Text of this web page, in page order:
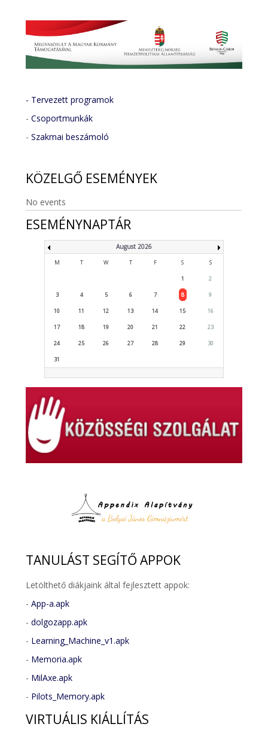
- Tervezett programok
-Csoportmunkák
-Szakmai beszámoló
KÖZELGŐ ESEMÉNYEK
No events
ESEMÉNYNAPTÁR
August 2026
M T W T F S S
1 2
3 4 5 6 7 8 9
10 11 12 13 14 15 16
17 18 19 20 21 22 23
24 25 26 27 28 29 30
31
TANULÁST SEGÍTŐ APPOK
Letölthető diákjaink által fejlesztett appok:
-App-a.apk
-dolgozapp.apk
- Learning_Machine_v1.apk
- Memoria.apk
- MilAxe.apk
- Pilots_Memory.apk
VIRTUÁLIS KIÁLLÍTÁS